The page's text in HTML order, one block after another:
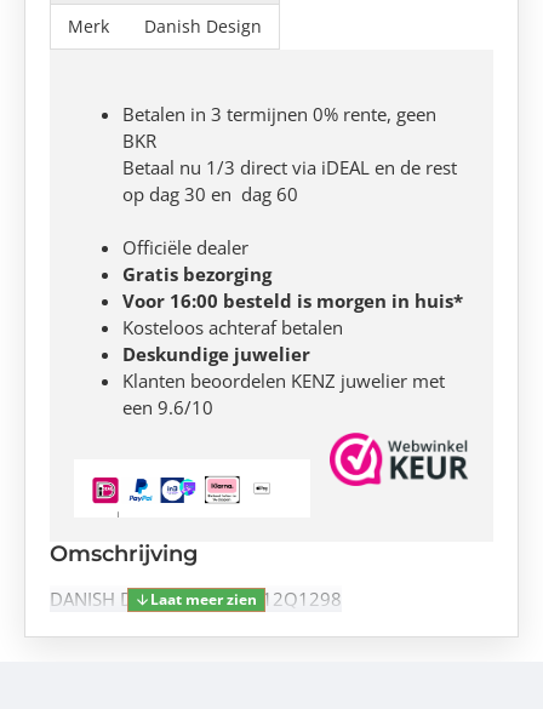
Merk Danish Design
Betalen in 3 termijnen 0% rente, geen
BKR
Betaal nu 1/3 direct via iDEAL en de rest
op dag 30 en dag 60
Officiële dealer
Gratis bezorging
Voor 16:00 besteld is morgen in huis*
Kosteloos achteraf betalen
Deskundige juwelier
Klanten beoordelen KENZ juwelier met
een 9.6/10
Omschrijving
DANISH DESIGN MARIE IV12Q1298